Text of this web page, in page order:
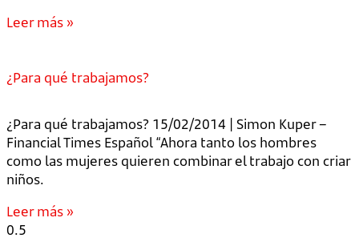
Leer más »
¿Para qué trabajamos?
¿Para qué trabajamos? 15/02/2014 | Simon Kuper –
Financial Times Español “Ahora tanto los hombres
como las mujeres quieren combinar el trabajo con criar
niños.
Leer más »